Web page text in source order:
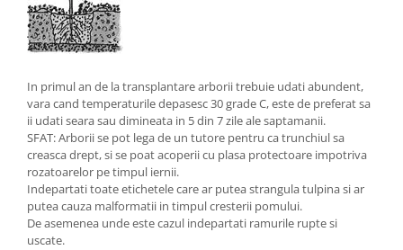
In primul an de la transplantare arborii trebuie udati abundent,
vara cand temperaturile depasesc 30 grade C, este de preferat sa
ii udati seara sau dimineata in 5 din 7 zile ale saptamanii.
SFAT: Arborii se pot lega de un tutore pentru ca trunchiul sa
creasca drept, si se poat acoperii cu plasa protectoare impotriva
rozatoarelor pe timpul iernii.
Indepartati toate etichetele care ar putea strangula tulpina si ar
putea cauza malformatii in timpul cresterii pomului.
De asemenea unde este cazul indepartati ramurile rupte si
uscate.